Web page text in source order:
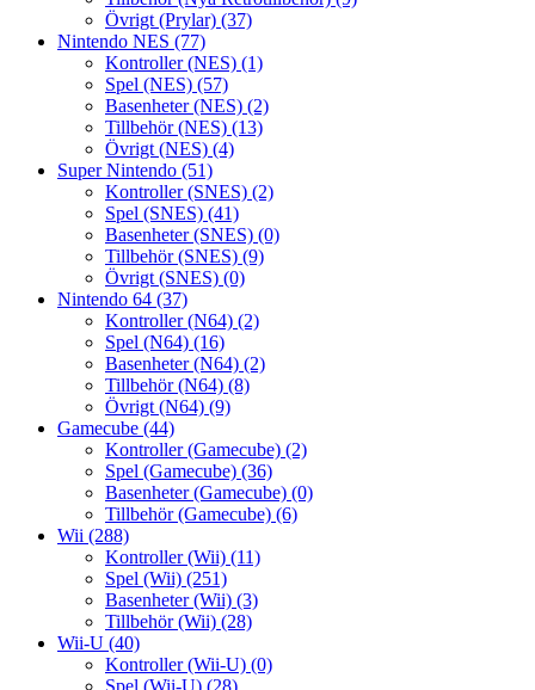
Övrigt (Prylar) (37)
Nintendo NES (77)
Kontroller (NES) (1)
Spel (NES) (57)
Basenheter (NES) (2)
Tillbehör (NES) (13)
Övrigt (NES) (4)
Super Nintendo (51)
Kontroller (SNES) (2)
Spel (SNES) (41)
Basenheter (SNES) (0)
Tillbehör (SNES) (9)
Övrigt (SNES) (0)
Nintendo 64 (37)
Kontroller (N64) (2)
Spel (N64) (16)
Basenheter (N64) (2)
Tillbehör (N64) (8)
Övrigt (N64) (9)
Gamecube (44)
Kontroller (Gamecube) (2)
Spel (Gamecube) (36)
Basenheter (Gamecube) (0)
Tillbehör (Gamecube) (6)
Wii (288)
Kontroller (Wii) (11)
Spel (Wii) (251)
Basenheter (Wii) (3)
Tillbehör (Wii) (28)
Wii-U (40)
Kontroller (Wii-U) (0)